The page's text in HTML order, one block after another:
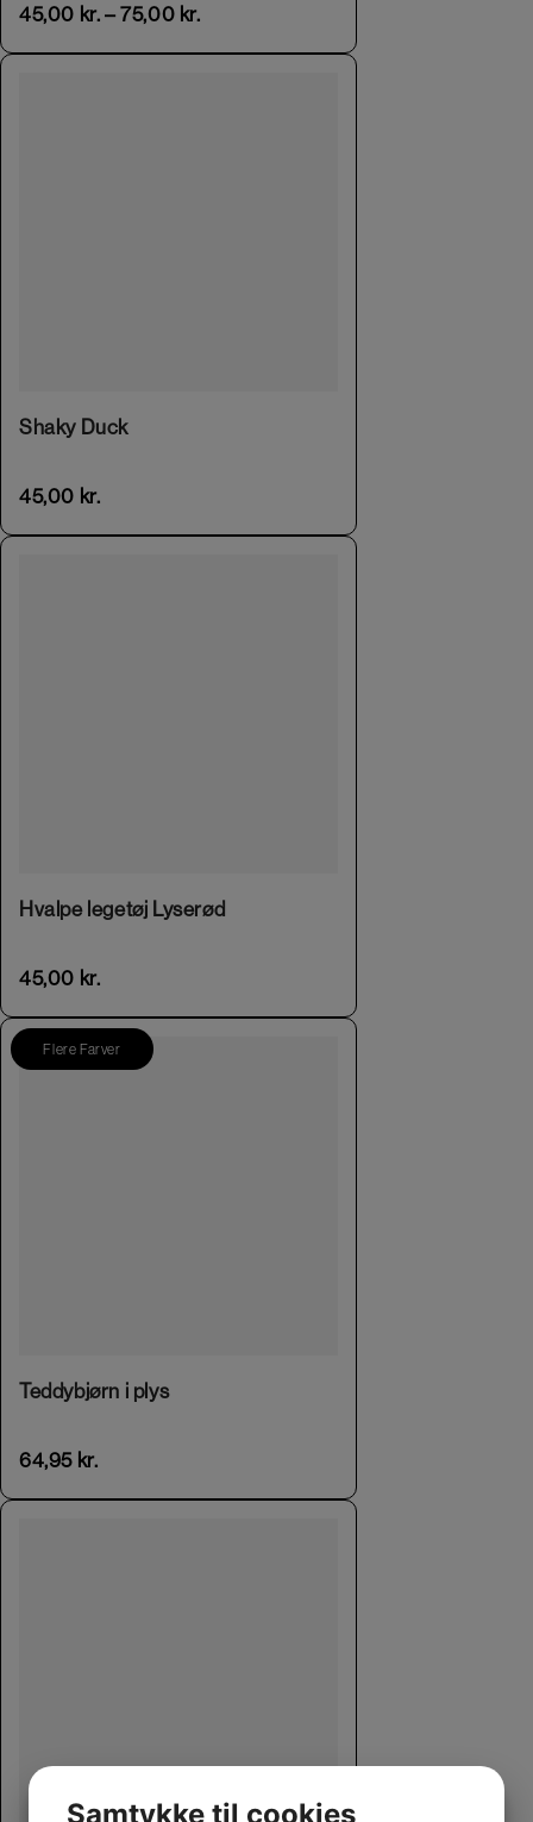
45,00 kr.–75,00 kr.
Shaky Duck
45,00 kr.
Hvalpe legetøj Lyserød
45,00 kr.
Flere Farver
Teddybjørn i plys
64,95 kr.
Samtykke til cookies